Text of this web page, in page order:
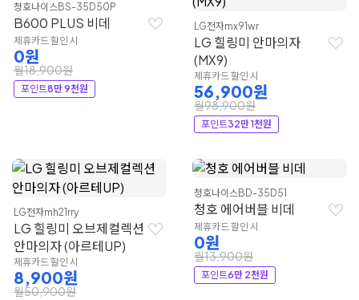
청호나이스BS-35D50P
B600 PLUS 비데
제휴카드 할인 시
0원
월18,900원
포인트8만 9천원
LG전자mx91wr
LG 힐링미 안마의자
(MX9)
제휴카드 할인 시
56,900원
월98,900원
포인트32만 1천원
LG전자mh21rry
LG 힐링미 오브제컬렉션
안마의자 (아르테UP)
제휴카드 할인 시
8,900원
월50,900원
청호나이스BD-35D51
청호 에어버블 비데
제휴카드 할인 시
0원
월13,900원
포인트6만 2천원